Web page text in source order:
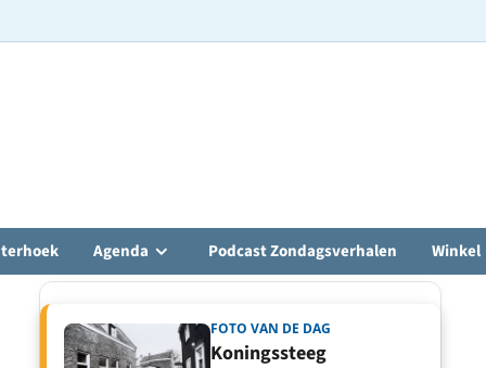
Agenda Podcast Zondagsverhalen Winkel
FOTO VAN DE DAG
Koningssteeg